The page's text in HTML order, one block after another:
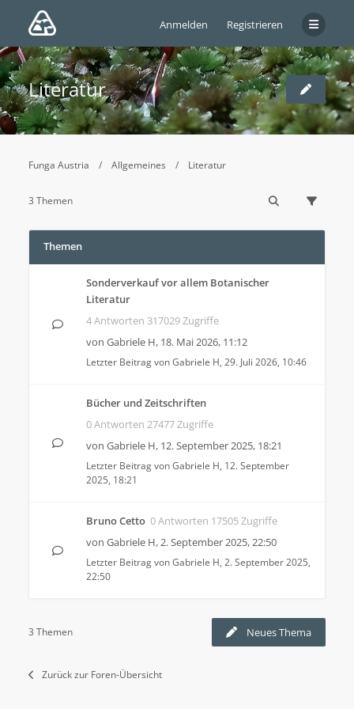
Anmelden Registrieren
Literatur
Funga Austria Allgemeines Literatur
3 Themen
Themen
Sonderverkauf vor allem Botanischer
Literatur
4 Antworten 317029 Zugriffe
von Gabriele H, 18. Mai 2026, 11:12
Letzter Beitrag vonGabriele H, 29. Juli 2026, 10:46
Bücher und Zeitschriften
0 Antworten 27477 Zugriffe
von Gabriele H, 12. September 2025, 18:21
Letzter Beitrag vonGabriele H, 12. September
2025, 18:21
Bruno Cetto 0 Antworten 17505 Zugriffe
von Gabriele H,2. September 2025, 22:50
Letzter Beitrag vonGabriele H, 2. September 2025,
22:50
Neues Thema
3 Themen
Zurück zur Foren-Übersicht